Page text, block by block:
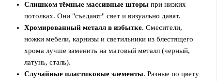
Слишком тёмные массивные шторы при низких
потолках. Они "съедают" свет и визуально давят.
Хромированный металл в избытке. Смесители,
ножки мебели, карнизы и светильники из блестящего
хрома лучше заменить на матовый металл (черный,
латунь, сталь).
Случайные пластиковые элементы. Разные по цвету